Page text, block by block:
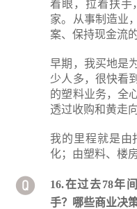
着眼，拉着扶手
家。从事制造业
案、保持现金流
早期，我买地是
少人多，很快看
的塑料业务，全
透过收购和黄走
我的里程就是由
化；由塑料、楼
16.在过去78年
手？哪些商业决